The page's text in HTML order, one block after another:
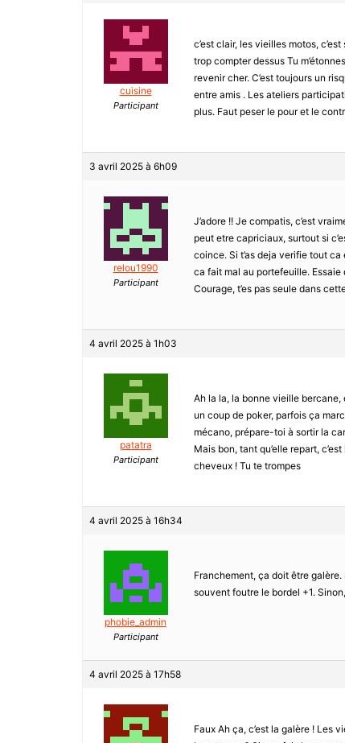
cuisine
Participant
c’est clair, les vieilles motos,
trop compter dessus Tu
revenir cher. C’est toujours un
entre amis . Les ateliers
plus. Faut peser le pour et le
3 avril 2025 à 6h09
relou1990
Participant
J’adore !! Je compatis, c’est
peut etre capriciaux, surtout si
coince. Si t’as deja verifie tout
ca fait mal au portefeuille.
Courage, t’es pas seule dans
4 avril 2025 à 1h03
patatra
Participant
Ah la la, la bonne vieille bercane,
un coup de poker, parfois ça
mécano, prépare-toi à sortir la
Mais bon, tant qu’elle repart,
cheveux ! Tu te trompes
4 avril 2025 à 16h34
phobie_admin
Participant
Franchement, ça doit être
souvent foutre le bordel +1.
4 avril 2025 à 17h58
Faux Ah ça, c’est la galère ! Les